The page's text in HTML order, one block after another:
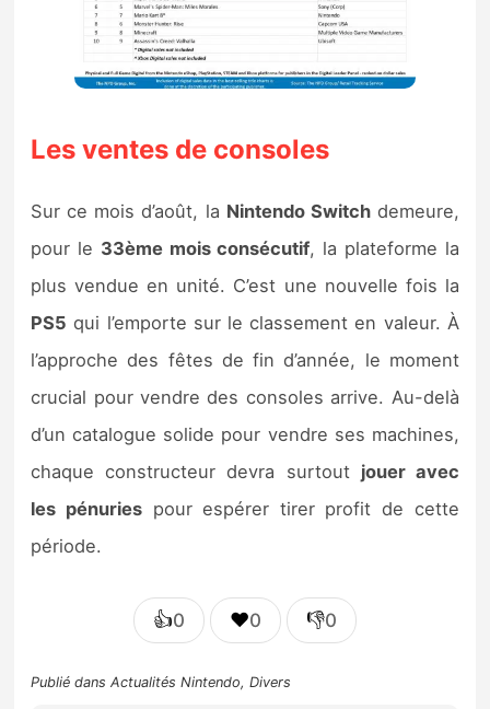
Les ventes de consoles
Sur ce mois d’août, la Nintendo Switchdemeure,
pour le 33ème mois consécutif, la plateforme la
plus vendue en unité. C’est une nouvelle fois la
PS5 qui l’emporte sur le classement en valeur. À
l’approche des fêtes de fin d’année, le moment
crucial pour vendre des consoles arrive. Au-delà
d’un catalogue solide pour vendre ses machines,
chaque constructeur devra surtout jouer avec
les pénuriespour espérer tirer profit de cette
période.
👍0 ❤️0 👎0
Publié dansActualités Nintendo,Divers